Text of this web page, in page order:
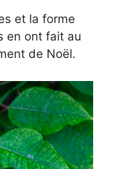
et la forme
en ont fait au
de Noël.